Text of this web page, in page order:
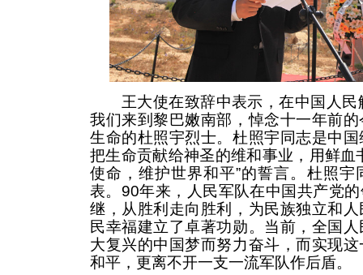
王大使在致辞中表示，在中国人民
我们来到黎巴嫩南部，悼念十一年前
生命的杜照宇烈士。杜照宇同志是中
把生命贡献给神圣的维和事业，用鲜血
使命，维护世界和平”的誓言。杜照
表。90年来，人民军队在中国共产党
继，从胜利走向胜利，为民族独立和
民幸福建立了卓著功勋。当前，全国
大复兴的中国梦而努力奋斗，而实现
和平，更离不开一支一流军队作后盾。